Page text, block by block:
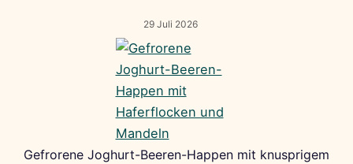
29 Juli 2026
Gefrorene Joghurt-Beeren-Happen mit knusprigem